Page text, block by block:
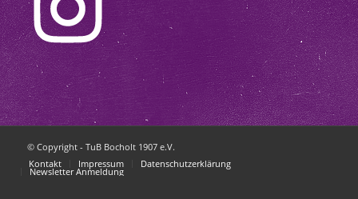
© Copyright - TuB Bocholt 1907 e.V.
Kontakt
Impressum Datenschutzerklärung
Newsletter Anmeldung